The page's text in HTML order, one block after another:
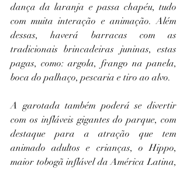
dança da laranja e passa chapéu, tudo
com muita interação e animação. Além
dessas, haverá barracas com as
tradicionais brincadeiras juninas, estas
pagas, como: argola, frango na panela,
boca do palhaço, pescaria e tiro ao alvo.
A garotada também poderá se divertir
com os infláveis gigantes do parque, com
destaque para a atração que tem
animado adultos e crianças, o Hippo,
maior tobogã inflável da América Latina,